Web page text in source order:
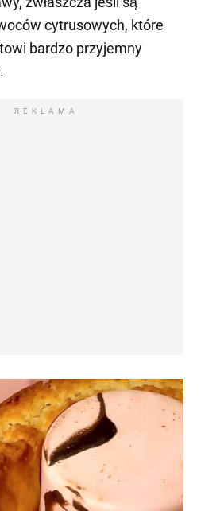
cytrusowych, które
bardzo przyjemny
REKLAMA